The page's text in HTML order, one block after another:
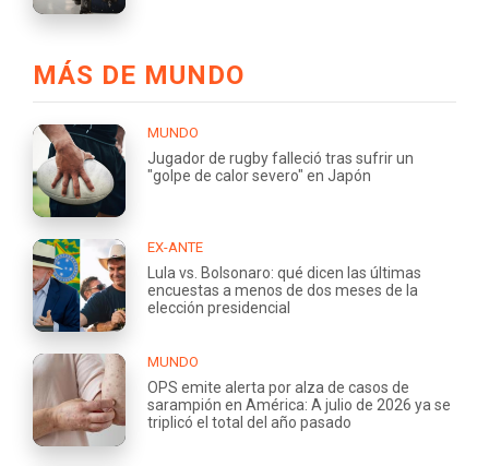
MÁS DE MUNDO
MUNDO
Jugador de rugby falleció tras sufrir un
"golpe de calor severo" en Japón
EX-ANTE
Lula vs. Bolsonaro: qué dicen las últimas
encuestas a menos de dos meses de la
elección presidencial
MUNDO
OPS emite alerta por alza de casos de
sarampión en América: A julio de 2026 ya se
triplicó el total del año pasado